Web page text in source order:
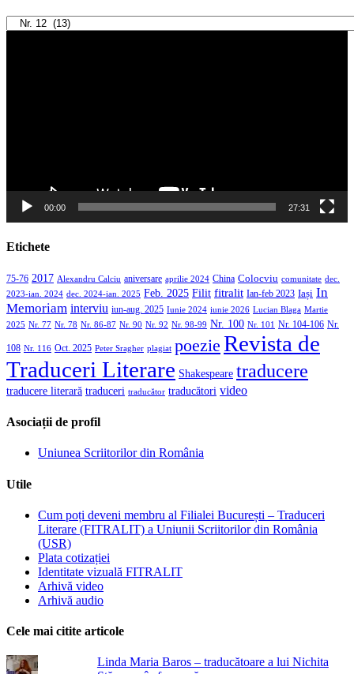
Categorii
00:00 27:31
Etichete
75-76 2017 Alexandru Calciu aniversare aprilie 2024 China Colocviu comunitate dec.
2023-ian. 2024 dec. 2024-ian. 2025 Feb. 2025 Filit fitralit Ian-feb 2023 Iași In
Memoriam interviu iun-aug. 2025 Iunie 2024 iunie 2026 Lucian Blaga Martie
2025 Nr. 77 Nr. 78 Nr. 86-87 Nr. 90 Nr. 92 Nr. 98-99 Nr. 100 Nr. 101 Nr. 104-106 Nr.
108 Nr. 116 Oct. 2025 Peter Sragher plagiat poezie Revista de
Traduceri Literare Shakespeare traducere
traducere literară traduceri traducător traducători video
Asociații de profil
Uniunea Scriitorilor din România
Utile
Cum poți deveni membru al Filialei București – Traduceri
Literare (FITRALIT) a Uniunii Scriitorilor din România
(USR)
Plata cotizației
Identitate vizuală FITRALIT
Arhivă video
Arhivă audio
Cele mai citite articole
Linda Maria Baros – traducătoare a lui Nichita